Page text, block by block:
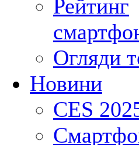
Рейтинг
Огляди
Новини
CES